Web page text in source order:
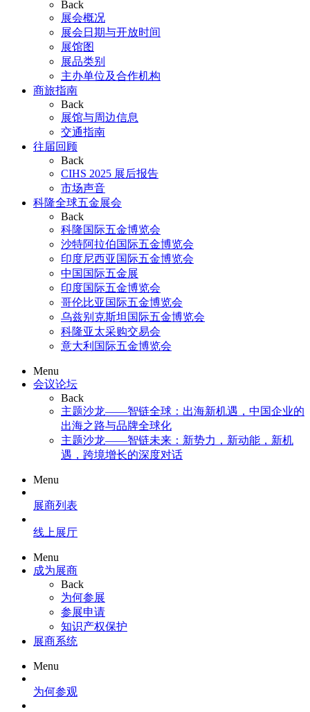
Back
展会概况
展会日期与开放时间
展馆图
展品类别
主办单位及合作机构
商旅指南
Back
展馆与周边信息
交通指南
往届回顾
Back
CIHS 2025 展后报告
市场声音
科隆全球五金展会
Back
科隆国际五金博览会
沙特阿拉伯国际五金博览会
印度尼西亚国际五金博览会
中国国际五金展
印度国际五金博览会
哥伦比亚国际五金博览会
乌兹别克斯坦国际五金博览会
科隆亚太采购交易会
意大利国际五金博览会
Menu
会议论坛
Back
主题沙龙——智链全球：出海新机遇，中国企业的
出海之路与品牌全球化
主题沙龙——智链未来：新势力，新动能，新机
遇，跨境增长的深度对话
Menu
展商列表
线上展厅
Menu
成为展商
Back
为何参展
参展申请
知识产权保护
展商系统
Menu
为何参观